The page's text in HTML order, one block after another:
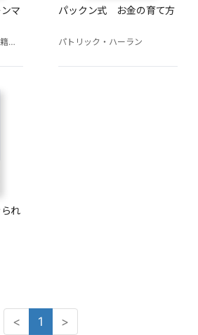
マ
淳一、吉冨史朗、市原幸子
パックン式 お金の育て方
パトリック・ハーラン
れ
< 1 >